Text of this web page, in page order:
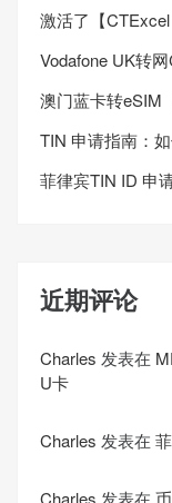
激活了【
Vodafone UK转
澳门蓝卡转eSIM
TIN 申请指南：
菲律宾TIN ID 申
近期评论
Charles 发表在
U卡
Charles 发表在
Charles 发表在